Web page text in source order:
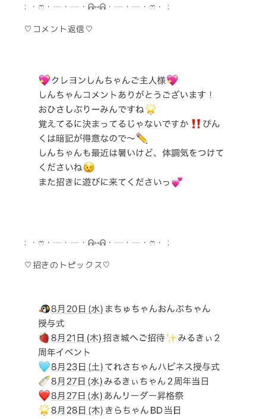
: ・ෆ・┈・┈・ᕱ⑅ᕱ・┈・┈・ෆ・ :
♡コメント返信♡
: ・ෆ・┈・┈・ᕱ⑅ᕱ・┈・┈・ෆ・ :
♡招きのトピックス♡